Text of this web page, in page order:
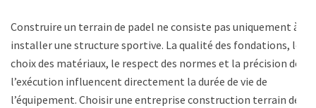
Construire un terrain de padel ne consiste pas uniquement à
installer une structure sportive. La qualité des fondations, le
choix des matériaux, le respect des normes et la précision de
l’exécution influencent directement la durée de vie de
l’équipement. Choisir une entreprise construction terrain de